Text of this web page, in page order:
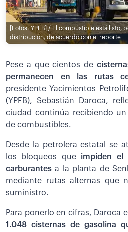
[Fotos: YPFB] / El combustible está listo,
distribución, de acuerdo con el reporte
Pese a que cientos de
permanecen en las rutas
presidente Yacimientos
(YPFB), Sebastián Daroca,
ciudad continúa recibiendo un
de combustibles.
Desde la petrolera estatal se
los bloqueos que impiden el
carburantes a la planta de
mediante rutas alternas que
suministro.
Para ponerlo en cifras, Daroca
1.048 cisternas de gasolina